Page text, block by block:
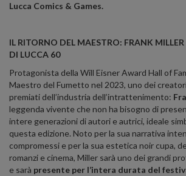
Lucca Comics & Games.
IL RITORNO DEL MAESTRO: FRANK
DI LUCCA 60
Protagonista della Will Eisner Award Hall of
Maestro del Fumetto nel 2023, uno dei
premiati dell’industria dell’intrattenimento:
leggenda vivente che non ha bisogno di
intere generazioni di autori e autrici, ideale
questa edizione. Noto per la sua narrativa
compromessi e per la sua estetica noir cupa,
romanzi e cinema, Miller sarà uno dei grandi
e sarà presente per l’intera durata del